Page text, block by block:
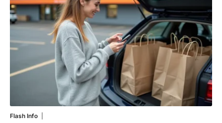
Flash Info